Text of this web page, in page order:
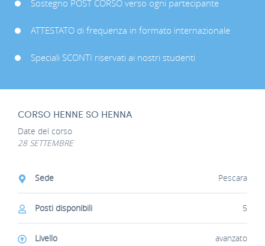
Sostegno POST CORSO verso ogni partecipante
ATTESTATO di frequenza in formato internazionale
Speciali SCONTI riservati ai nostri studenti
CORSO HENNE SO HENNA
Date del corso
28 SETTEMBRE
Sede Pescara
Posti disponibili 5
Livello avanzato